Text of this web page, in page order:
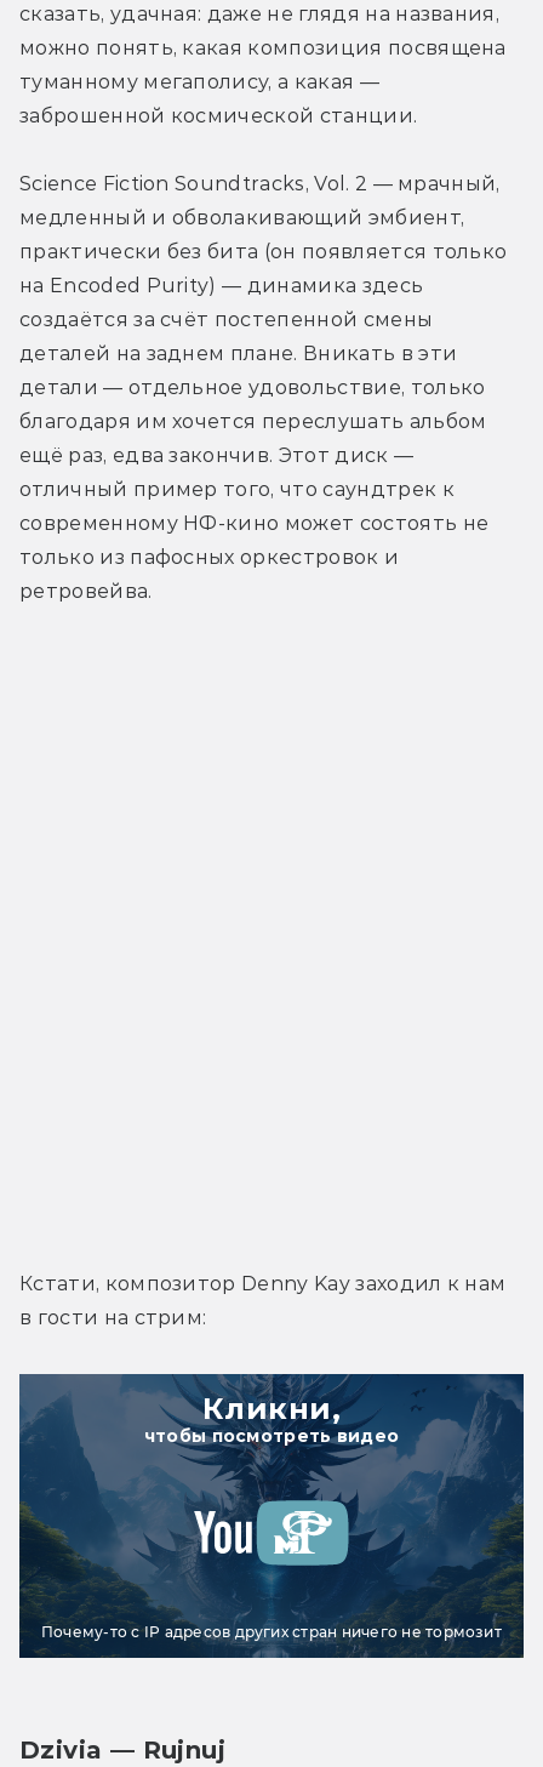
сказать, удачная: даже не глядя на названия,
можно понять, какая композиция посвящена
туманному мегаполису, а какая —
заброшенной космической станции.
Science Fiction Soundtracks, Vol. 2 — мрачный,
медленный и обволакивающий эмбиент,
практически без бита (он появляется только
на Encoded Purity) — динамика здесь
создаётся за счёт постепенной смены
деталей на заднем плане. Вникать в эти
детали — отдельное удовольствие, только
благодаря им хочется переслушать альбом
ещё раз, едва закончив. Этот диск —
отличный пример того, что саундтрек к
современному НФ-кино может состоять не
только из пафосных оркестровок и
ретровейва.
Кстати, композитор Denny Kay заходил к нам
в гости на стрим:
Кликни,
чтобы посмотреть видео
Почему-то с IP адресов других стран ничего не тормозит
Dzivia — Rujnuj